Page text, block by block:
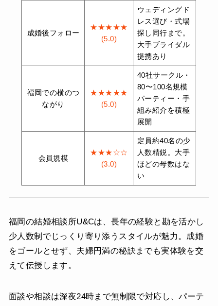
成婚後フォロー
★★★★★
(5.0)
ウェディングド
レス選び・式場
探し同行まで。
大手ブライダル
提携あり
福岡での横のつ
ながり
★★★★★
(5.0)
40社サークル・
80〜100名規模
パーティー・手
組み紹介を積極
展開
会員規模
★★★☆☆
(3.0)
定員約40名の少
人数精鋭。大手
ほどの母数はな
い
福岡の結婚相談所U&Cは、長年の経験と勘を活かし
少人数制でじっくり寄り添うスタイルが魅力。成婚
をゴールとせず、夫婦円満の秘訣までも実体験を交
えて伝授します。
面談や相談は深夜24時まで無制限で対応し、パーテ